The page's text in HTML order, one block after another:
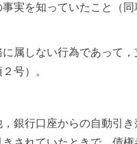
実を知っていたこと（同
属しない行為であって，
号）。
銀行口座からの自動引き